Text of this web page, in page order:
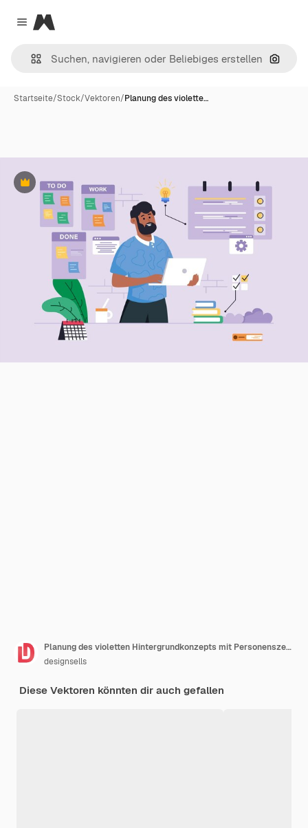
Close menu
Magnific
Nach
Startseite/Stock/Vektoren/Planung des violette…
Premium
Planung des violetten Hintergrundkonzepts mit Personenszene im flachen Cartoon-Stil Mitarbeiter überprüft seine Liste der Pläne für den Tag Vektorillustration
designsells
Diese Vektoren könnten dir auch gefallen